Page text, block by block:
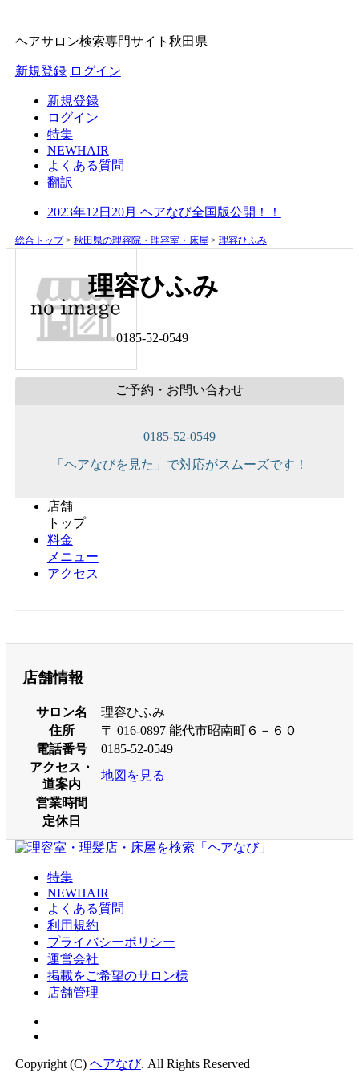
ヘアサロン検索専門サイト 秋田県
新規登録 ログイン
新規登録
ログイン
特集
NEWHAIR
よくある質問
翻訳
2023年12日20月 ヘアなび全国版公開！！
総合トップ> 秋田県の理容院・理容室・床屋 > 理容ひふみ
理容ひふみ
0185-52-0549
ご予約・お問い合わせ
0185-52-0549
「ヘアなびを見た」で対応がスムーズです！
店舗
トップ
料金
メニュー
アクセス
店舗情報
サロン名
理容ひふみ
住所
〒 016-0897 能代市昭南町６－６０
電話番号
0185-52-0549
アクセス・
道案内
地図を見る
営業時間
定休日
特集
NEWHAIR
よくある質問
利用規約
プライバシーポリシー
運営会社
掲載をご希望のサロン様
店舗管理
Copyright (C) ヘアなび. All Rights Reserved